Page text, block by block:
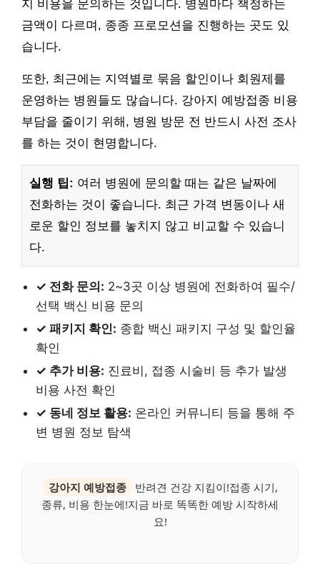
지 비용을 문의하는 것입니다. 병원마다 책정하는
금액이 다르며, 종종 프로모션을 진행하는 곳도 있
습니다.
또한, 최근에는 지역별로 묶음 할인이나 회원제를
운영하는 병원들도 많습니다. 강아지 예방접종 비용
부담을 줄이기 위해, 병원 방문 전 반드시 사전 조사
를 하는 것이 현명합니다.
실행 팁: 여러 병원에 문의할 때는 같은 날짜에
전화하는 것이 좋습니다. 최근 가격 변동이나 새
로운 할인 정보를 놓치지 않고 비교할 수 있습니
다.
✓ 전화 문의: 2~3곳 이상 병원에 전화하여 필수/
선택 백신 비용 문의
✓ 패키지 확인: 종합 백신 패키지 구성 및 할인율
확인
✓ 추가 비용: 진료비, 접종 시술비 등 추가 발생
비용 사전 확인
✓ 동네 정보 활용: 온라인 커뮤니티 등을 통해 주
변 병원 정보 탐색
강아지 예방접종
반려견 건강 지킴이!접종 시기,
종류, 비용 한눈에!지금 바로 똑똑한 예방 시작하세
요!